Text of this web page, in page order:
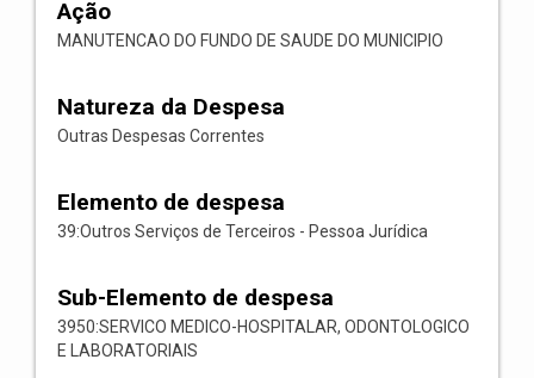
Ação
MANUTENCAO DO FUNDO DE SAUDE DO MUNICIPIO
Natureza da Despesa
Outras Despesas Correntes
Elemento de despesa
39:Outros Serviços de Terceiros - Pessoa Jurídica
Sub-Elemento de despesa
3950:SERVICO MEDICO-HOSPITALAR, ODONTOLOGICO
E LABORATORIAIS